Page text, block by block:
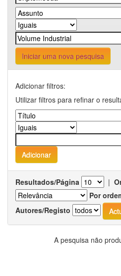
Iniciar uma nova pesquisa
Adicionar filtros:
Utilizar filtros para refinar o
Resultados/Página |
Por
Autores/Registo
A pesquisa não